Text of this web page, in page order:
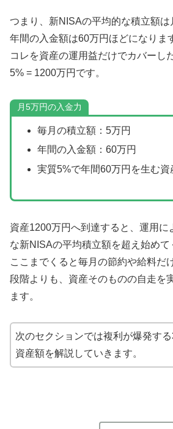
つまり、新NISAの平均的な積立額は
年間の入金額は60万円ほどになりま
コレを資産の運用益だけでカバーし
5% = 1200万円です。
月5万円の入金力
毎月の積立額：5万円
年間の入金額：60万円
実質5%で年間60万円を生む資
資産1200万円へ到達すると、運用に
な新NISAの平均積立額を超え始めて
ここまでくると毎月の節約や給料だ
段階よりも、資産そのものの自走を
ます。
次のセクションでは複利が爆発す
資産額を解説していきます。